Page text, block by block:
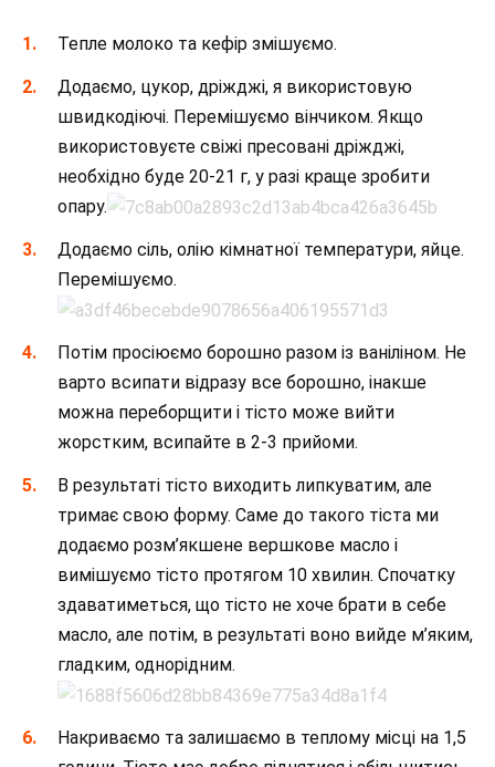
Тепле молоко та кефір змішуємо.
Додаємо, цукор, дріжджі, я використовую
швидкодіючі. Перемішуємо вінчиком. Якщо
використовуєте свіжі пресовані дріжджі,
необхідно буде 20-21 г, у разі краще зробити
опару.
Додаємо сіль, олію кімнатної температури, яйце.
Перемішуємо.
Потім просіюємо борошно разом із ваніліном. Не
варто всипати відразу все борошно, інакше
можна переборщити і тісто може вийти
жорстким, всипайте в 2-3 прийоми.
В результаті тісто виходить липкуватим, але
тримає свою форму. Саме до такого тіста ми
додаємо розм’якшене вершкове масло і
вимішуємо тісто протягом 10 хвилин. Спочатку
здаватиметься, що тісто не хоче брати в себе
масло, але потім, в результаті воно вийде м’яким,
гладким, однорідним.
Накриваємо та залишаємо в теплому місці на 1,5